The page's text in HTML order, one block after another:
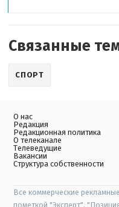
Связанные
СПОРТ
О нас
Редакция
Редакционная политика
О телеканале
Телеведущие
Вакансии
Структура собственности
Все коммерческие
пометкой "Эксперт",